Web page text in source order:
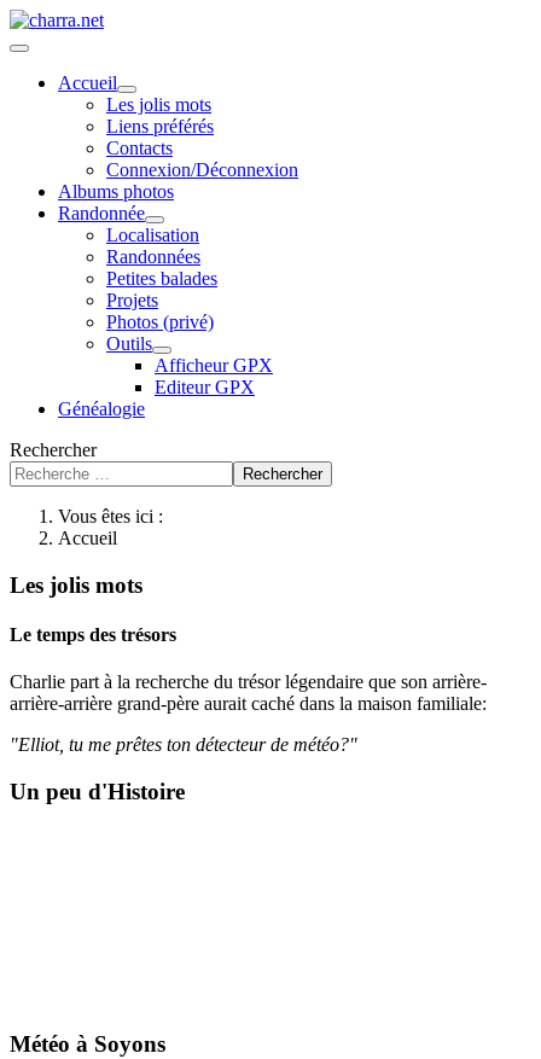
Accueil
Les jolis mots
Liens préférés
Contacts
Connexion/Déconnexion
Albums photos
Randonnée
Localisation
Randonnées
Petites balades
Projets
Photos (privé)
Outils
Afficheur GPX
Editeur GPX
Généalogie
Rechercher
Rechercher
Vous êtes ici :
Accueil
Les jolis mots
Le temps des trésors
Charlie part à la recherche du trésor légendaire que son arrière-
arrière-arrière grand-père aurait caché dans la maison familiale:
"Elliot, tu me prêtes ton détecteur de météo?"
Un peu d'Histoire
Météo à Soyons